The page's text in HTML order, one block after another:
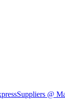
Suppliers @